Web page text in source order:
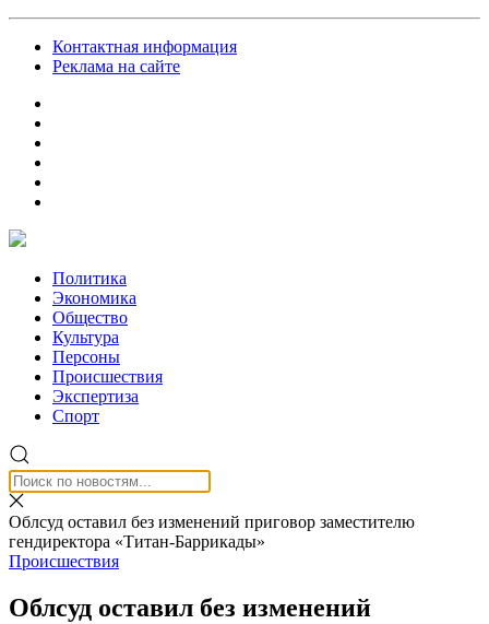
Контактная информация
Реклама на сайте
Политика
Экономика
Общество
Культура
Персоны
Происшествия
Экспертиза
Спорт
Облсуд оставил без изменений приговор заместителю
гендиректора «Титан-Баррикады»
Происшествия
Облсуд оставил без изменений